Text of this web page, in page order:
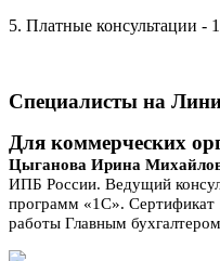
5. Платные консультации -
Специалисты на
Для коммерческих
Цыганова Ирина
ИПБ России. Ведущий
программ «1С». Сертификат
работы Главным